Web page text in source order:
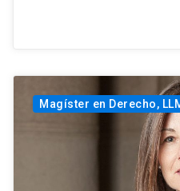
Magíster en Derecho,